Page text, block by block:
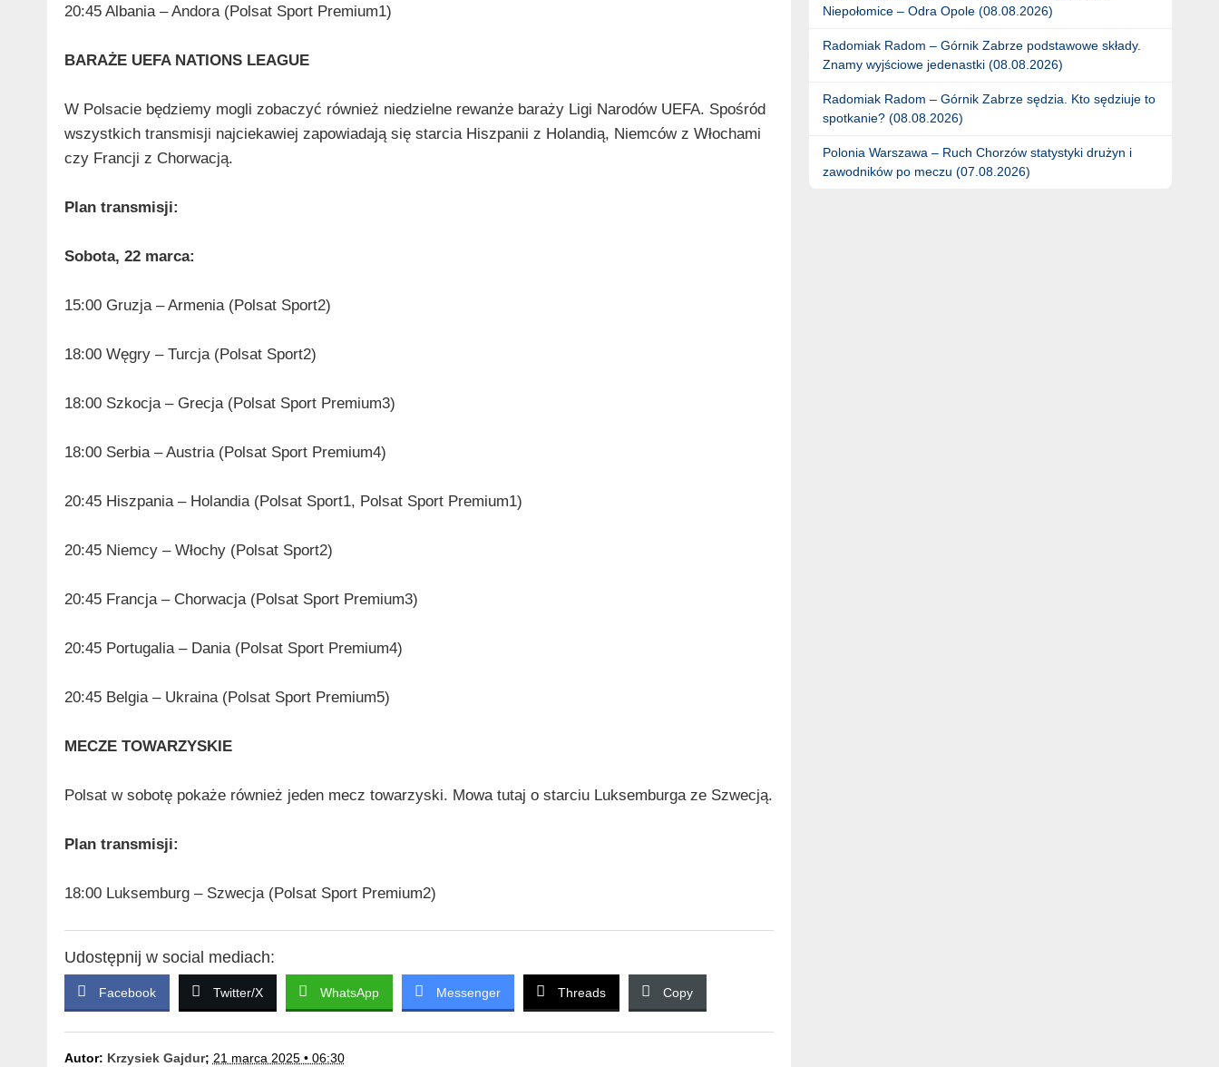
20:45 Albania – Andora (Polsat Sport Premium1)
BARAŻE UEFA NATIONS LEAGUE
W Polsacie będziemy mogli zobaczyć również niedzielne rewanże baraży Ligi Narodów UEFA. Spośród
wszystkich transmisji najciekawiej zapowiadają się starcia Hiszpanii z Holandią, Niemców z Włochami
czy Francji z Chorwacją.
Plan transmisji:
Sobota, 22 marca:
15:00 Gruzja – Armenia (Polsat Sport2)
18:00 Węgry – Turcja (Polsat Sport2)
18:00 Szkocja – Grecja (Polsat Sport Premium3)
18:00 Serbia – Austria (Polsat Sport Premium4)
20:45 Hiszpania – Holandia (Polsat Sport1, Polsat Sport Premium1)
20:45 Niemcy – Włochy (Polsat Sport2)
20:45 Francja – Chorwacja (Polsat Sport Premium3)
20:45 Portugalia – Dania (Polsat Sport Premium4)
20:45 Belgia – Ukraina (Polsat Sport Premium5)
MECZE TOWARZYSKIE
Polsat w sobotę pokaże również jeden mecz towarzyski. Mowa tutaj o starciu Luksemburga ze Szwecją.
Plan transmisji:
18:00 Luksemburg – Szwecja (Polsat Sport Premium2)
Udostępnij w social mediach:
Facebook Twitter/X WhatsApp Messenger Threads Copy
Autor: Krzysiek Gajdur; 21 marca 2025 • 06:30
Niepołomice – Odra Opole (08.08.2026)
Radomiak Radom – Górnik Zabrze podstawowe składy.
Znamy wyjściowe jedenastki (08.08.2026)
Radomiak Radom – Górnik Zabrze sędzia. Kto sędziuje to
spotkanie? (08.08.2026)
Polonia Warszawa – Ruch Chorzów statystyki drużyn i
zawodników po meczu (07.08.2026)